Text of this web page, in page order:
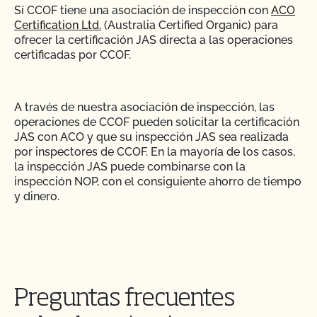
¿Cómo abordar las quejas y problemas orgánicos
en el mercado?
¿Cómo puedo encontrar un asesor orgánico?
¿Cómo puedo obtener una copia de los archivos
adjuntos a los correos electrónicos de CCOF?
¿Cómo puedo obtener una copia de mi informe de
¿Cómo puedo obtener copias de mis certificados?
¿Puedo utilizar compost?
¿Puedo utilizar antiparasitarios para tratar a los
¿Puedo utilizar madera tratada para sustituir los
postes de mi valla o para reparar mi granero?
¿Puedo utilizar semillas tratadas?
¿Pueden pastar animales no ecológicos en tierras
¿Se puede dar pienso suplementario?
Sí CCOF tiene una asociación de inspección con ACO
Certification Ltd. (Australia Certified Organic) para
ofrecer la certificación JAS directa a las operaciones
certificadas por CCOF.
A través de nuestra asociación de inspección, las
operaciones de CCOF pueden solicitar la certificación
JAS con ACO y que su inspección JAS sea realizada
por inspectores de CCOF. En la mayoría de los casos,
la inspección JAS puede combinarse con la
inspección NOP, con el consiguiente ahorro de tiempo
y dinero.
Preguntas frecuentes